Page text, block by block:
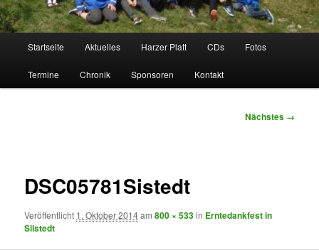
Startseite Aktuelles Harzer Platt CDs Fotos
Termine Chronik Sponsoren Kontakt
Nächstes →
DSC05781Sistedt
Veröffentlicht 1. Oktober 2014am800 × 533in Erntedankfest in
Silstedt